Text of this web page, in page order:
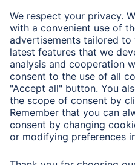
Dodatkowa funkcja
Materiał korpusu
Materiał okładki
Tryb pracy